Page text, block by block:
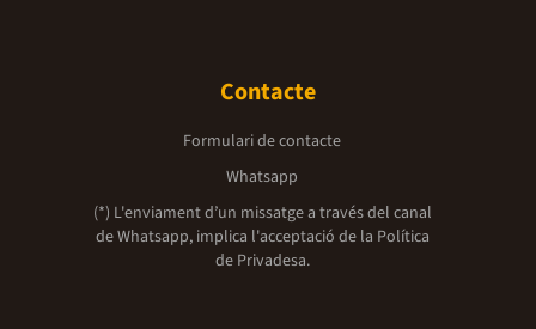
Contacte
Formulari de contacte
Whatsapp
(*) L'enviament d’un missatge a través del canal
de Whatsapp, implica l'acceptació de la Política
de Privadesa.